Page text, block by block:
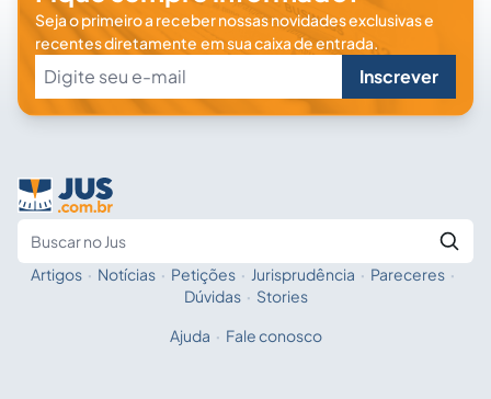
Seja o primeiro a receber nossas novidades exclusivas e
recentes diretamente em sua caixa de entrada.
Inscrever
Fale com a IA
Artigos · Notícias · Petições · Jurisprudência · Pareceres ·
Dúvidas · Stories
Ajuda · Fale conosco